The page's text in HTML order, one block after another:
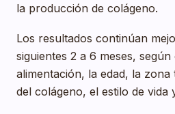
la producción de colágeno.
Los resultados continúan
siguientes 2 a 6 meses,
alimentación, la edad, la
del colágeno, el estilo de vida